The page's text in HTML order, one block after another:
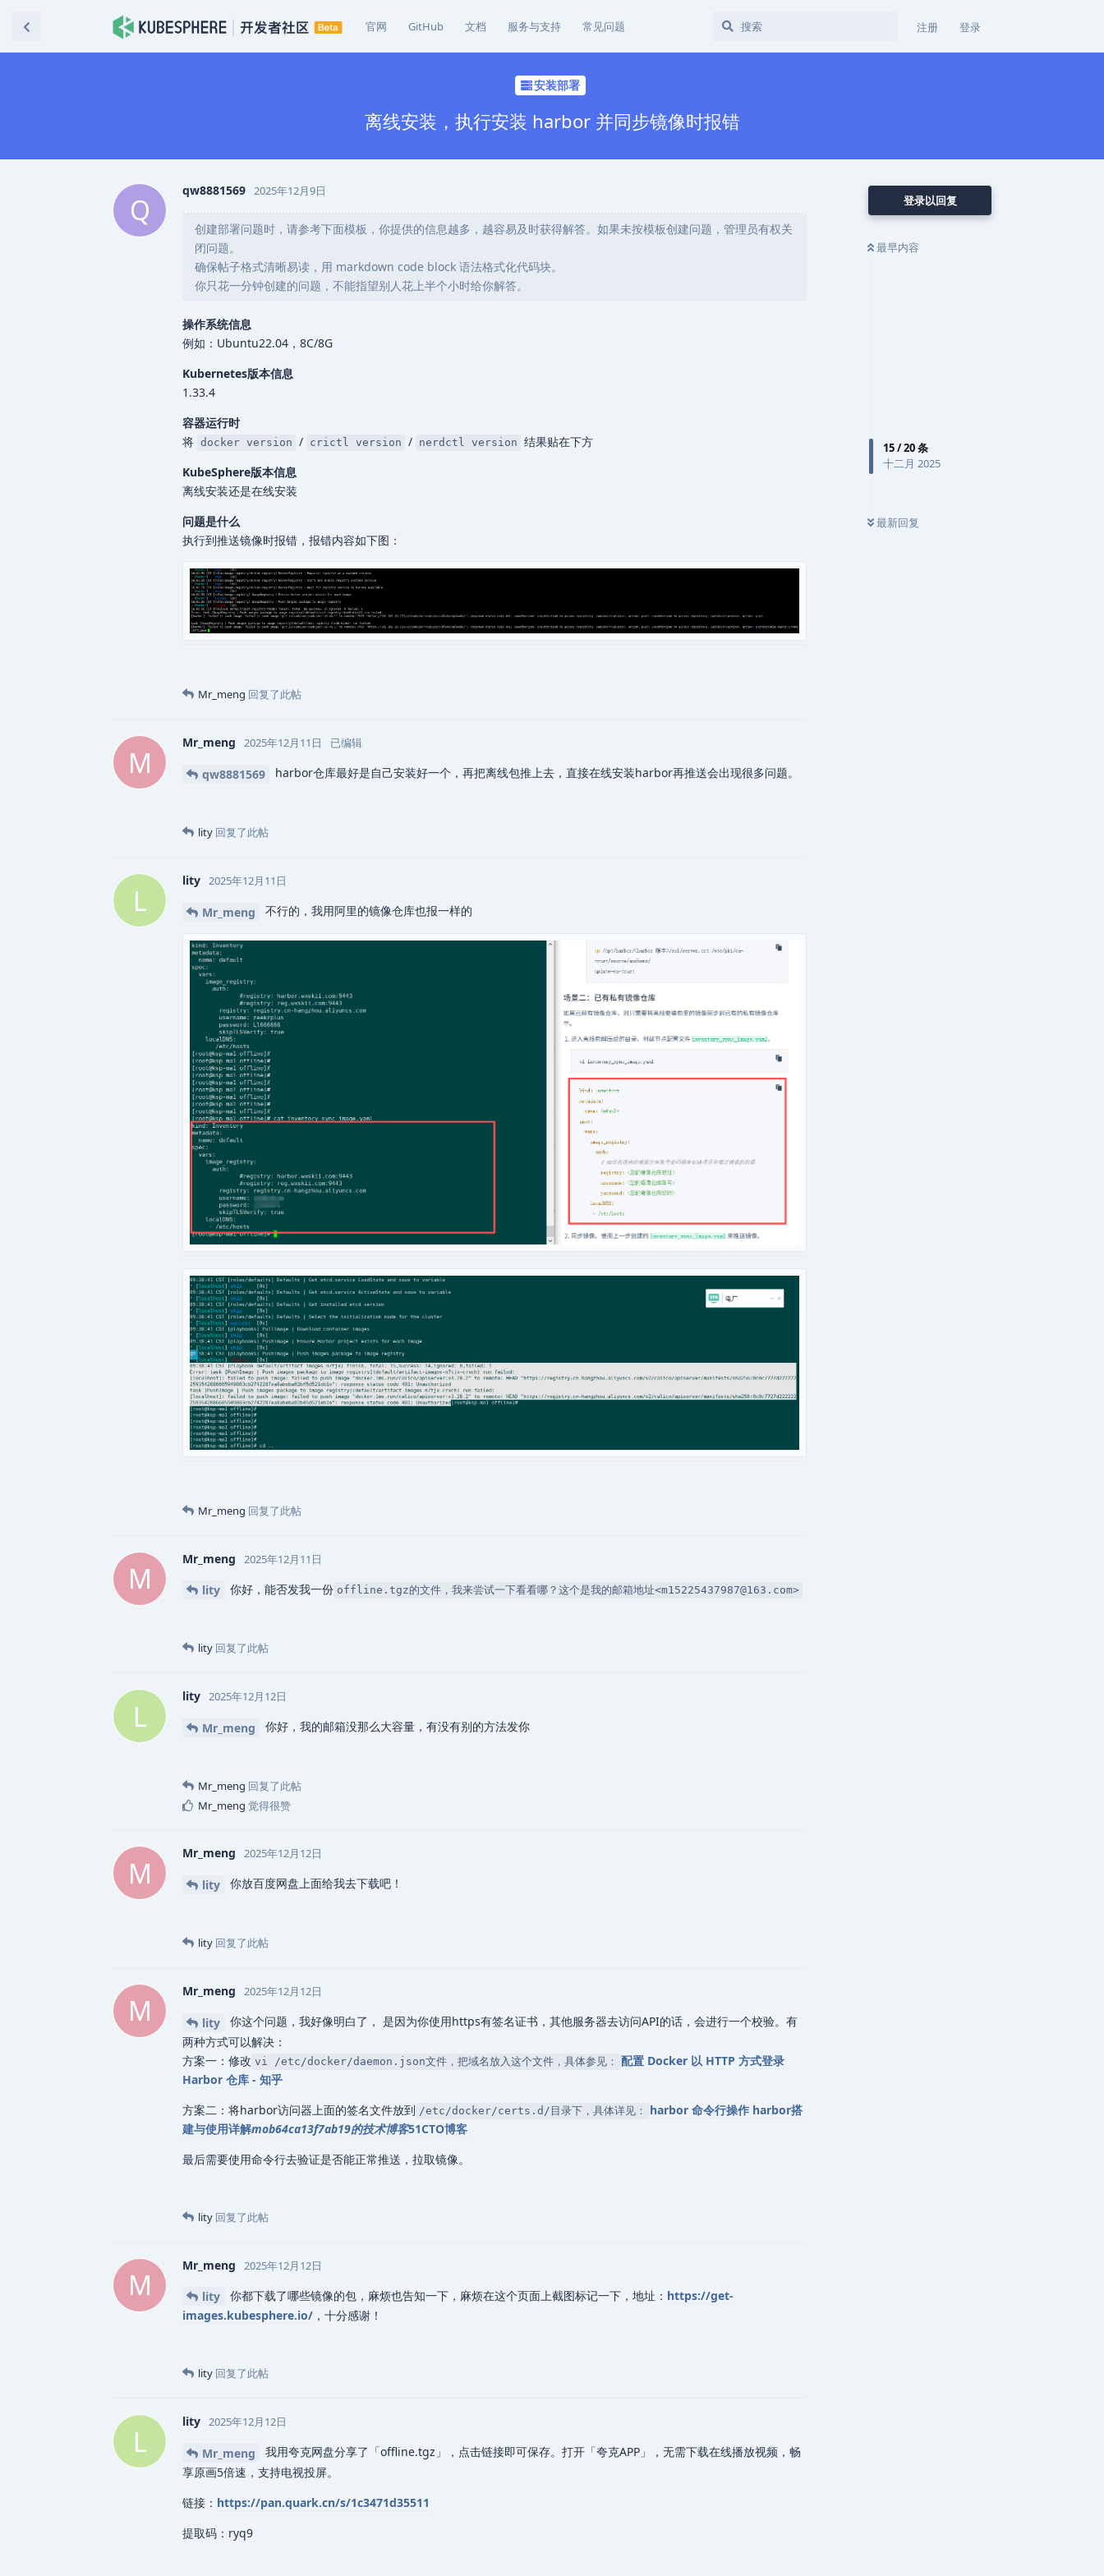
官网 GitHub 文档 服务与支持 常见问题 注册 登录
安装部署
离线安装，执行安装 harbor 并同步镜像时报错
登录以回复
最早内容
15/20条
十二月 2025
最新回复
Q
qw8881569 2025年12月9日
创建部署问题时，请参考下面模板，你提供的信息越多，越容易及时获得解答。如果未按模板创建问题，管理员有权关
闭问题。
确保帖子格式清晰易读，用 markdown code block 语法格式化代码块。
你只花一分钟创建的问题，不能指望别人花上半个小时给你解答。
操作系统信息
例如：Ubuntu22.04，8C/8G
Kubernetes版本信息
1.33.4
容器运行时
将 docker version / crictl version / nerdctl version 结果贴在下方
KubeSphere版本信息
离线安装还是在线安装
问题是什么
执行到推送镜像时报错，报错内容如下图：
Mr_meng 回复了此帖
M
Mr_meng 2025年12月11日 已编辑
qw8881569 harbor仓库最好是自己安装好一个，再把离线包推上去，直接在线安装harbor再推送会出现很多问题。
lity 回复了此帖
L
lity 2025年12月11日
Mr_meng 不行的，我用阿里的镜像仓库也报一样的
Mr_meng 回复了此帖
M
Mr_meng 2025年12月11日
lity 你好，能否发我一份 offline.tgz的文件，我来尝试一下看看哪？这个是我的邮箱地址<m15225437987@163.com>
lity 回复了此帖
L
lity 2025年12月12日
Mr_meng 你好，我的邮箱没那么大容量，有没有别的方法发你
Mr_meng 回复了此帖
Mr_meng 觉得很赞
M
Mr_meng 2025年12月12日
lity 你放百度网盘上面给我去下载吧！
lity 回复了此帖
M
Mr_meng 2025年12月12日
lity
你这个问题，我好像明白了， 是因为你使用https有签名证书，其他服务器去访问API的话，会进行一个校验。有
两种方式可以解决：
方案一：修改 vi /etc/docker/daemon.json文件，把域名放入这个文件，具体参见： 配置 Docker 以 HTTP 方式登录
Harbor 仓库 - 知乎
方案二：将harbor访问器上面的签名文件放到 /etc/docker/certs.d/目录下，具体详见：
harbor 命令行操作 harbor搭
建与使用详解mob64ca13f7ab19的技术博客51CTO博客
最后需要使用命令行去验证是否能正常推送，拉取镜像。
lity 回复了此帖
M
Mr_meng 2025年12月12日
lity 你都下载了哪些镜像的包，麻烦也告知一下，麻烦在这个页面上截图标记一下，地址： https://get-
images.kubesphere.io/ ，十分感谢！
lity 回复了此帖
L
lity 2025年12月12日
Mr_meng
我用夸克网盘分享了「offline.tgz」，点击链接即可保存。打开「夸克APP」，无需下载在线播放视频，畅
享原画5倍速，支持电视投屏。
链接： https://pan.quark.cn/s/1c3471d35511
提取码：ryq9